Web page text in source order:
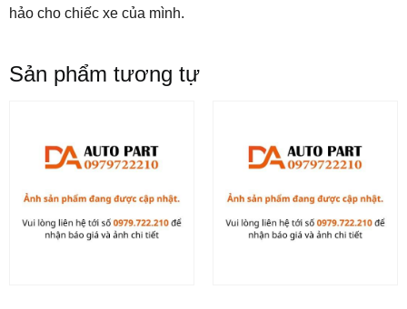
hảo cho chiếc xe của mình.
Sản phẩm tương tự